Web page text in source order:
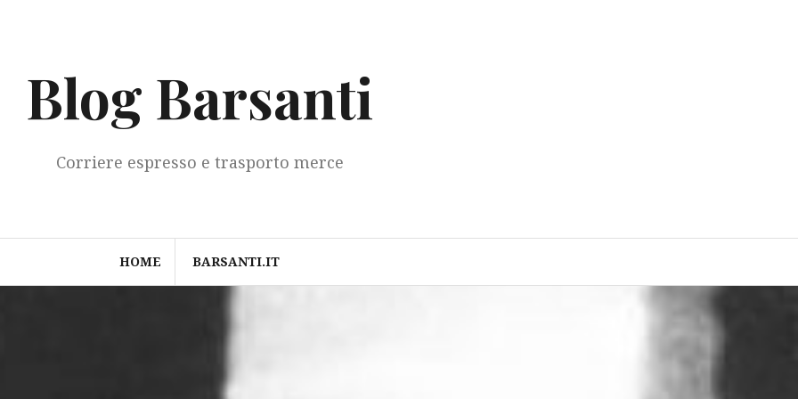
Blog Barsanti
Corriere espresso e trasporto merce
HOME BARSANTI.IT